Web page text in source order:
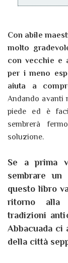
Con abile
molto
con vecchie e
per i meno
aiuta a
Andando avanti
piede ed è
sembrerà
soluzione.
Se a prima
sembrare
questo libro
ritorno alla
tradizioni
Abbacuada ci
della città